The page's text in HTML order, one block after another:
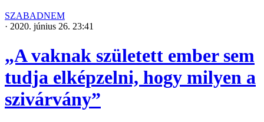
SZABADNEM
· 2020. június 26. 23:41
„A vaknak született ember sem
tudja elképzelni, hogy milyen a
szivárvány”